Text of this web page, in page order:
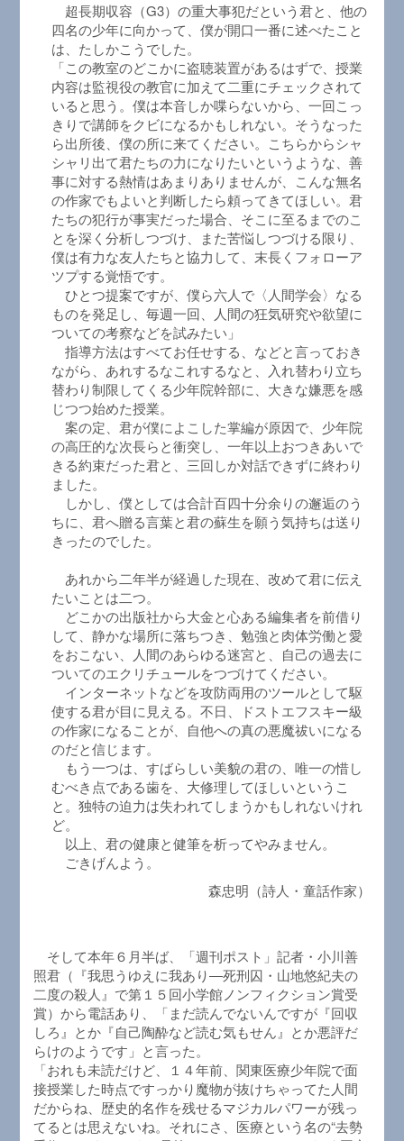
超長期収容（G3）の重大事犯だという君と、他の
四名の少年に向かって、僕が開口一番に述べたこと
は、たしかこうでした。
「この教室のどこかに盗聴装置があるはずで、授業
内容は監視役の教官に加えて二重にチェックされて
いると思う。僕は本音しか喋らないから、一回こっ
きりで講師をクビになるかもしれない。そうなった
ら出所後、僕の所に来てください。こちらからシャ
シャリ出て君たちの力になりたいというような、善
事に対する熱情はあまりありませんが、こんな無名
の作家でもよいと判断したら頼ってきてほしい。君
たちの犯行が事実だった場合、そこに至るまでのこ
とを深く分析しつづけ、また苦悩しつづける限り、
僕は有力な友人たちと協力して、末長くフォローア
ツプする覚悟です。
ひとつ提案ですが、僕ら六人で〈人間学会〉なる
ものを発足し、毎週一回、人間の狂気研究や欲望に
ついての考察などを試みたい」
指導方法はすべてお任せする、などと言っておき
ながら、あれするなこれするなと、入れ替わり立ち
替わり制限してくる少年院幹部に、大きな嫌悪を感
じつつ始めた授業。
案の定、君が僕によこした掌編が原因で、少年院
の高圧的な次長らと衝突し、一年以上おつきあいで
きる約束だった君と、三回しか対話できずに終わり
ました。
しかし、僕としては合計百四十分余りの邂逅のう
ちに、君へ贈る言葉と君の蘇生を願う気持ちは送り
きったのでした。
あれから二年半が経過した現在、改めて君に伝え
たいことは二つ。
どこかの出版社から大金と心ある編集者を前借り
して、静かな場所に落ちつき、勉強と肉体労働と愛
をおこない、人間のあらゆる迷宮と、自己の過去に
ついてのエクリチュールをつづけてください。
インターネットなどを攻防両用のツールとして駆
使する君が目に見える。不日、ドストエフスキー級
の作家になることが、自他への真の悪魔祓いになる
のだと信じます。
もう一つは、すばらしい美貌の君の、唯一の惜し
むべき点である歯を、大修理してほしいというこ
と。独特の迫力は失われてしまうかもしれないけれ
ど。
以上、君の健康と健筆を析ってやみません。
ごきげんよう。
森忠明（詩人・童話作家）
そして本年６月半ば、「週刊ポスト」記者・小川善
照君（『我思うゆえに我あり―死刑囚・山地悠紀夫の
二度の殺人』で第１５回小学館ノンフィクション賞受
賞）から電話あり、「まだ読んでないんですが『回収
しろ』とか『自己陶酔など読む気もせん』とか悪評だ
らけのようです」と言った。
「おれも未読だけど、１４年前、関東医療少年院で面
接授業した時点ですっかり魔物が抜けちゃってた人間
だからね、歴史的名作を残せるマジカルパワーが残っ
てるとは思えないね。それにさ、医療という名の“去勢